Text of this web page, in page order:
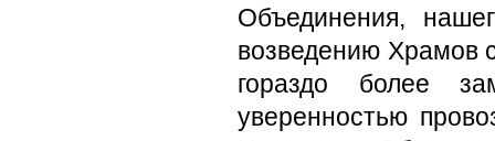
Объединения,
возведению Храмов
гораздо более
уверенностью